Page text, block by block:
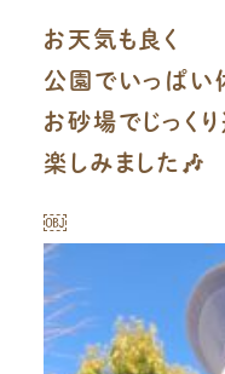
お天気も良く
公園でいっぱい
お砂場でじっく
楽しみました🎶
￼